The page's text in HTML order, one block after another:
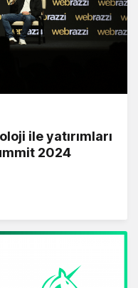
ile yatırımları
2024